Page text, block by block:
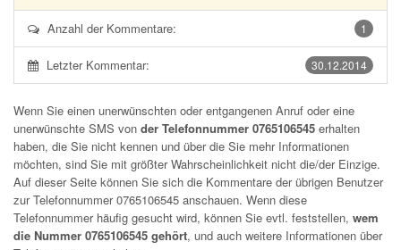
1
Anzahl der Kommentare:
30.12.2014
Letzter Kommentar:
Wenn Sie einen unerwünschten oder entgangenen Anruf oder eine
unerwünschte SMS von der Telefonnummer 0765106545 erhalten
haben, die Sie nicht kennen und über die Sie mehr Informationen
möchten, sind Sie mit größter Wahrscheinlichkeit nicht die/der Einzige.
Auf dieser Seite können Sie sich die Kommentare der übrigen Benutzer
zur Telefonnummer0765106545 anschauen. Wenn diese
Telefonnummer häufig gesucht wird, können Sie evtl. feststellen, wem
die Nummer 0765106545 gehört, und auch weitere Informationen über